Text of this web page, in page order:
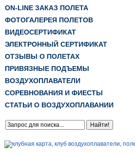
ON-LINE ЗАКАЗ ПОЛЕТА
ФОТОГАЛЕРЕЯ ПОЛЕТОВ
ВИДЕОСЕРТИФИКАТ
ЭЛЕКТРОННЫЙ СЕРТИФИКАТ
ОТЗЫВЫ О ПОЛЕТАХ
ПРИВЯЗНЫЕ ПОДЪЕМЫ
ВОЗДУХОПЛАВАТЕЛИ
СОРЕВНОВАНИЯ И ФИЕСТЫ
СТАТЬИ О ВОЗДУХОПЛАВАНИИ